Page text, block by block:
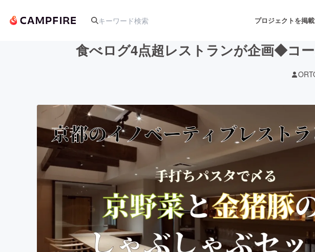
プロジェクトを掲
アート・写真 音楽
ゲーム・サービス開発
映像・映画 書籍・雑誌出版
ビジネス・起業 チャレンジ
まちづくり・地域活性化
食べログ4点超レストランが企画◆コ